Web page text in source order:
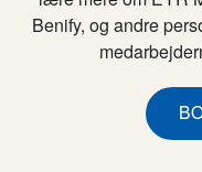
Benify, og andre